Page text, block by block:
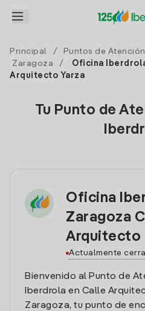
Principal / Puntos de Atención
Zaragoza
/
Oficina
Arquitecto Yarza
Tu Punto de
Oficina
Zaragoza
Arquitecto
Actualmente
Bienvenido al Punto de
Iberdrola en Calle
Zaragoza, tu punto de